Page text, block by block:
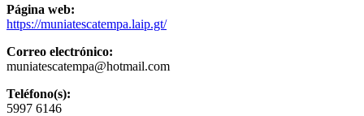
Página web:
https://muniatescatempa.laip.gt/
Correo electrónico:
muniatescatempa@hotmail.com
Teléfono(s):
5997 6146